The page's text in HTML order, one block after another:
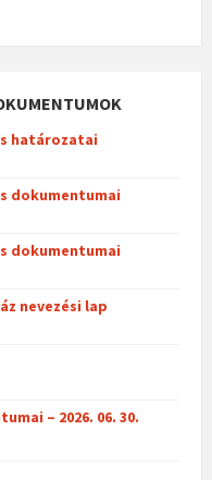
határozatai
dokumentumai
dokumentumai
nevezési lap
– 2026. 06. 30.